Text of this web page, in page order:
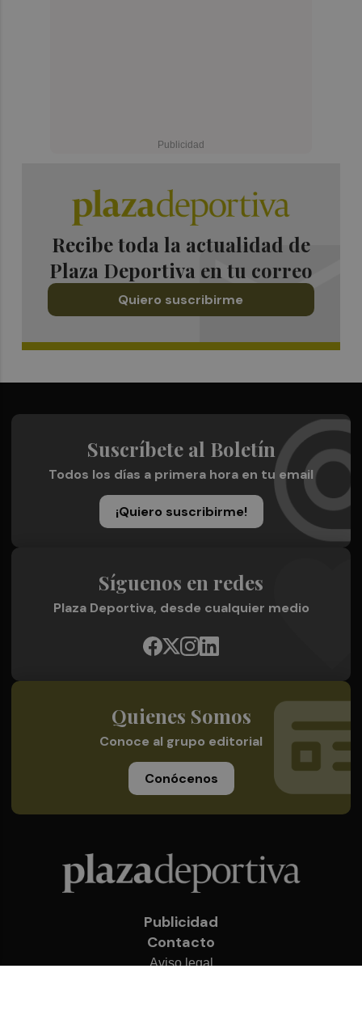
Recibe toda la actualidad de
Plaza Deportiva en tu correo
Quiero suscribirme
Suscríbete al Boletín
Todos los días a primera hora en tu email
¡Quiero suscribirme!
Síguenos en redes
Plaza Deportiva, desde cualquier medio
Quienes Somos
Conoce al grupo editorial
Conócenos
Publicidad
Contacto
Aviso legal